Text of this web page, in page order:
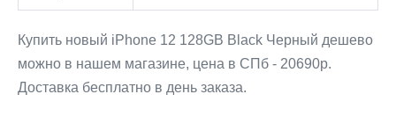
Купить новый iPhone 12 128GB Black Черный дешево
можно в нашем магазине, цена в СПб - 20690р.
Доставка бесплатно в день заказа.